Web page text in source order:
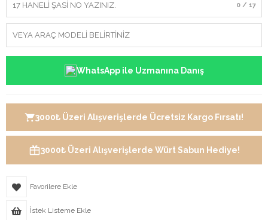
0 / 17
WhatsApp ile Uzmanına Danış
3000₺ Üzeri Alışverişlerde Ücretsiz Kargo Fırsatı!
3000₺ Üzeri Alışverişlerde Würt Sabun Hediye!
Favorilere Ekle
İstek Listeme Ekle